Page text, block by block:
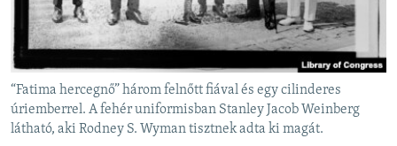
“Fatima hercegnő” három felnőtt fiával és egy cilinderes
úriemberrel. A fehér uniformisban Stanley Jacob Weinberg
látható, aki Rodney S. Wyman tisztnek adta ki magát.